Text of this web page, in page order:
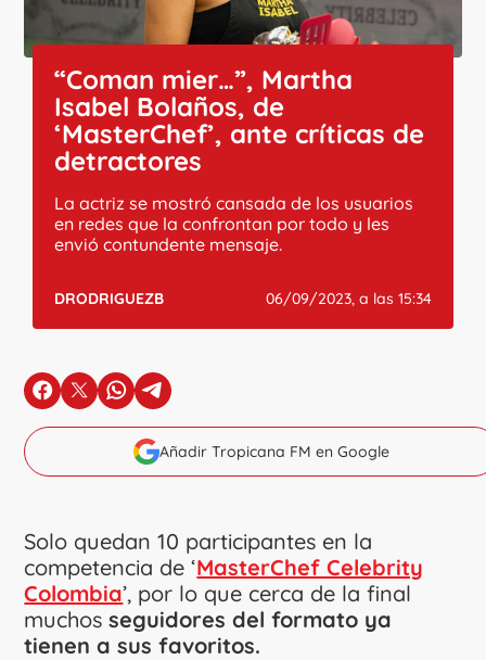
“Coman mier…”, Martha
Isabel Bolaños, de
‘MasterChef’, ante críticas de
detractores
La actriz se mostró cansada de los usuarios
en redes que la confrontan por todo y les
envió contundente mensaje.
DRODRIGUEZB 06/09/2023, a las 15:34
en Facebook
en Xen Whatsapp
en Telegram
Añadir Tropicana FM en Google
Solo quedan 10 participantes en la
competencia de ‘MasterChef Celebrity
Colombia’, por lo que cerca de la final
muchosseguidores del formato ya
tienen a sus favoritos.